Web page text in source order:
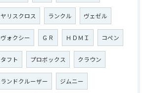
ヤリスクロス ランクル ヴェゼル
ヴォクシー ＧＲ ＨＤＭＩ コペン
タフト プロボックス クラウン
ランドクルーザー ジムニー